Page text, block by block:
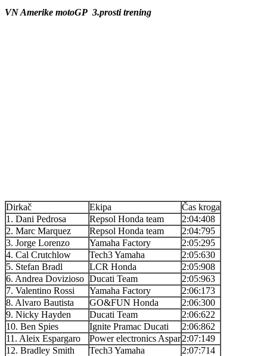
VN Amerike motoGP 3.prosti trening
Dirkač Ekipa
Čas kroga
1. Dani Pedrosa
Repsol Honda team
2:04:408
2. Marc Marquez
Repsol Honda team
2:04:795
3. Jorge Lorenzo
Yamaha Factory
2:05:295
4. Cal Crutchlow
Tech3 Yamaha
2:05:630
5. Stefan Bradl
LCR Honda
2:05:908
6. Andrea Dovizioso Ducati Team
2:05:963
7. Valentino Rossi
Yamaha Factory
2:06:173
8. Alvaro Bautista
GO&FUN Honda
2:06:300
9. Nicky Hayden
Ducati Team
2:06:622
10. Ben Spies
Ignite Pramac Ducati
2:06:862
11. Aleix Espargaro
Power electronics Aspar2:07:149
12. Bradley Smith
Tech3 Yamaha
2:07:714